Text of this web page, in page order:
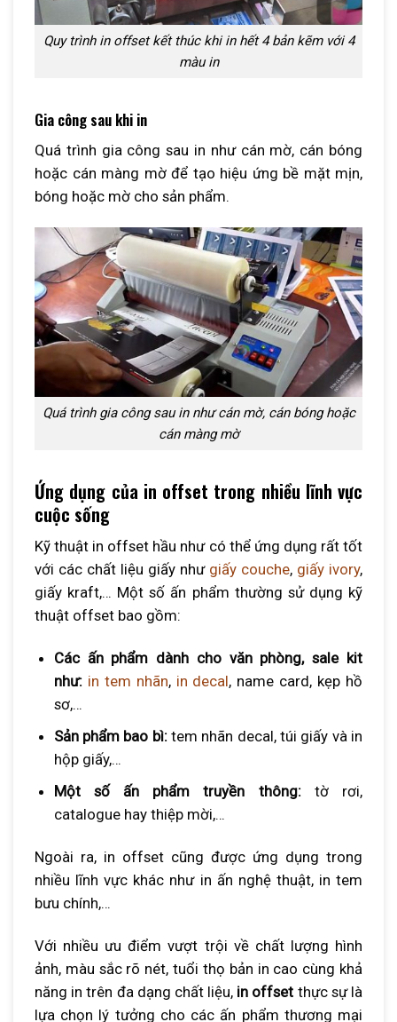
Quy trình in offset kết thúc khi in hết 4 bản kẽm với 4
màu in
Gia công sau khi in
Quá trình gia công sau in như cán mờ, cán bóng
hoặc cán màng mờ để tạo hiệu ứng bề mặt mịn,
bóng hoặc mờ cho sản phẩm.
Quá trình gia công sau in như cán mờ, cán bóng hoặc
cán màng mờ
Ứng dụng của in offset trong nhiều lĩnh vực
cuộc sống
Kỹ thuật in offset hầu như có thể ứng dụng rất tốt
với các chất liệu giấy như giấy couche, giấy ivory,
giấy kraft,… Một số ấn phẩm thường sử dụng kỹ
thuật offset bao gồm:
Các ấn phẩm dành cho văn phòng, sale kit
như: in tem nhãn, in decal, name card, kẹp hồ
sơ,…
Sản phẩm bao bì:tem nhãn decal, túi giấy và in
hộp giấy,…
Một số ấn phẩm truyền thông:tờ rơi,
catalogue hay thiệp mời,…
Ngoài ra, in offset cũng được ứng dụng trong
nhiều lĩnh vực khác như in ấn nghệ thuật, in tem
bưu chính,…
Với nhiều ưu điểm vượt trội về chất lượng hình
ảnh, màu sắc rõ nét, tuổi thọ bản in cao cùng khả
năng in trên đa dạng chất liệu, in offset thực sự là
lựa chọn lý tưởng cho các ấn phẩm thương mại